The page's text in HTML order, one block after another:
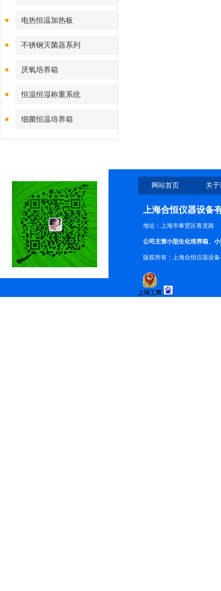
电热恒温加热板
不锈钢灭菌器系列
厌氧培养箱
恒温恒湿称重系统
细菌恒温培养箱
网站首页 关
上海合恒仪器设备
地址：上海市奉贤区青灵路
公司主营小型生化培养箱、
版权所有：上海合恒仪器设